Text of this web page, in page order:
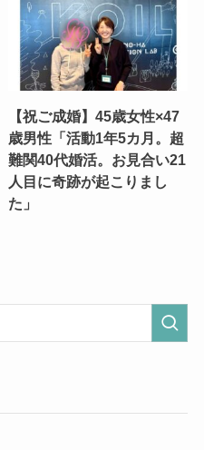
【祝ご成婚】45歳女性×47
歳男性「活動1年5カ月。超
難関40代婚活。お見合い21
人目に奇跡が起こりまし
た」